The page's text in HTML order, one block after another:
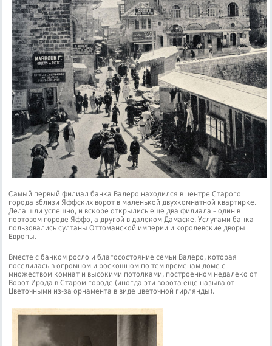
Самый первый филиал банка Валеро находился в центре Старого
города вблизи Яффских ворот в маленькой двухкомнатной квартирке.
Дела шли успешно, и вскоре открылись еще два филиала – один в
портовом городе Яффо, а другой в далеком Дамаске. Услугами банка
пользовались султаны Оттоманской империи и королевские дворы
Европы.
Вместе с банком росло и благосостояние семьи Валеро, которая
поселилась в огромном и роскошном по тем временам доме с
множеством комнат и высокими потолками, построенном недалеко от
Ворот Ирода в Старом городе (иногда эти ворота еще называют
Цветочными из-за орнамента в виде цветочной гирлянды).